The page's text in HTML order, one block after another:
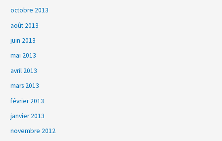
octobre 2013
août 2013
juin 2013
mai 2013
avril 2013
mars 2013
février 2013
janvier 2013
novembre 2012